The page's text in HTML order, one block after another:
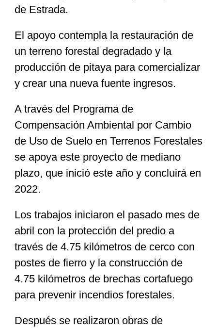
Cultura
Nosotros
de Estrada.
El apoyo contempla la restauración de
un terreno forestal degradado y la
producción de pitaya para comercializar
y crear una nueva fuente ingresos.
A través del Programa de
Compensación Ambiental por Cambio
de Uso de Suelo en Terrenos Forestales
se apoya este proyecto de mediano
plazo, que inició este año y concluirá en
2022.
Los trabajos iniciaron el pasado mes de
abril con la protección del predio a
través de 4.75 kilómetros de cerco con
postes de fierro y la construcción de
4.75 kilómetros de brechas cortafuego
para prevenir incendios forestales.
Después se realizaron obras de